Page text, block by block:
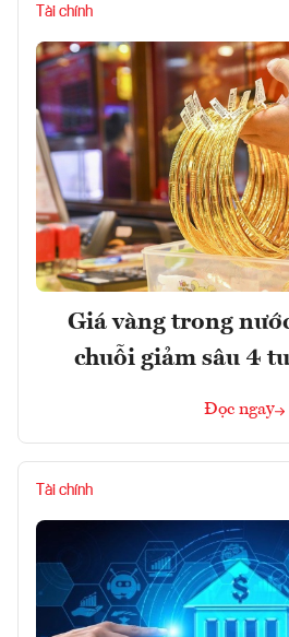
Tài chính
Giá vàng trong
chuỗi giảm sâu 4
Đọc ngay
Tài chính